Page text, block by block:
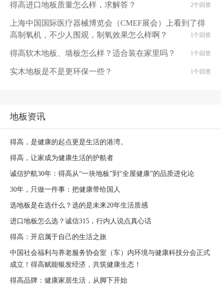
得高进口地板质量怎么样，求解答？ 2个回答
上海中国国际医疗器械博览会（CMEF展会）上看到了得
高制氧机，不少人围观，制氧效果怎么样啊？
1个回答
得高软木地板、墙板怎么样？适合装在家里吗？ 1个回答
实木地板是不是更环保一些？ 1个回答
地板资讯
得高，是健康的起点更是生活的港湾。
得高，让家成为健康生活的护航者
诚信护航30年：得高从“一块地板”到“全屋健康”的品质进化论
30年，只做一件事：把健康带给国人
选地板是在选什么？选的是未来20年生活质感
进口地板怎么选？诚信315，行内人说点真心话
得高：开启属于自己的生活之旅
中国社会福利与养老服务协会室（车）内环境与健康科技分会正式
成立！得高赋能银发经济，共筑健康生态！
得高品牌：健康家居生活，从脚下开始